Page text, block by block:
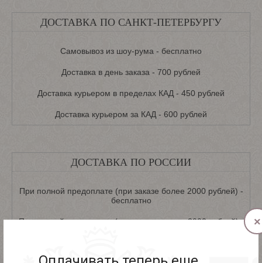
×
ДОСТАВКА ПО САНКТ-ПЕТЕРБУРГУ
Самовывоз из шоу-рума - бесплатно
Доставка в день заказа - 700 рублей
Доставка курьером в пределах КАД - 450 рублей
Доставка курьером за КАД - 600 рублей
ДОСТАВКА ПО РОССИИ
При полной предоплате (при заказе более 2000 рублей) -
бесплатно
При полной предоплате (при заказе менее 2000 рублей) -